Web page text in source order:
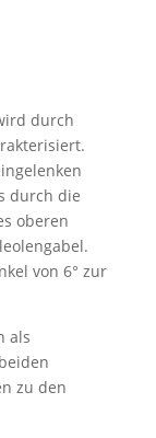
durch
durch die
oberen
von 6° zur
als
zu den